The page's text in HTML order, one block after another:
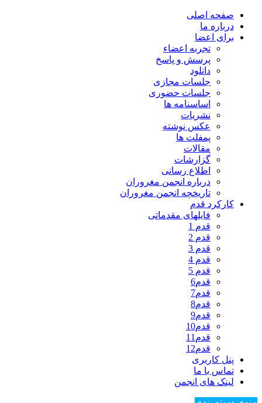
صفحه اصلی
درباره ما
برای اعضا
تجربه اعضاء
پرسش و پاسخ
دانلود
جلسات مجازی
جلسات حضوری
اساسنامه ها
نشریات
عکس نوشته
پمفلت ها
مقالات
گزارشات
اطلاع رسانی
درباره انجمن مغروران
تاریخچه انجمن مغروران
کارکرد قدم
فایلهای مقدماتی
قدم 1
قدم 2
قدم 3
قدم 4
قدم 5
قدم6
قدم7
قدم8
قدم9
قدم10
قدم11
قدم12
پنل کاربری
تماس با ما
لینک های انجمن